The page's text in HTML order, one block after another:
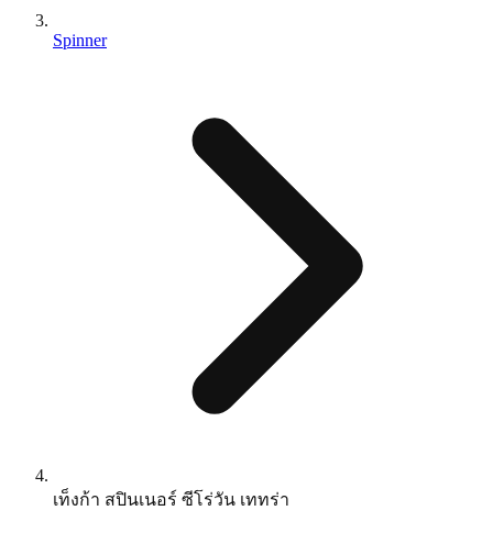
Spinner
เท็งก้า สปินเนอร์ ซีโร่วัน เททร่า